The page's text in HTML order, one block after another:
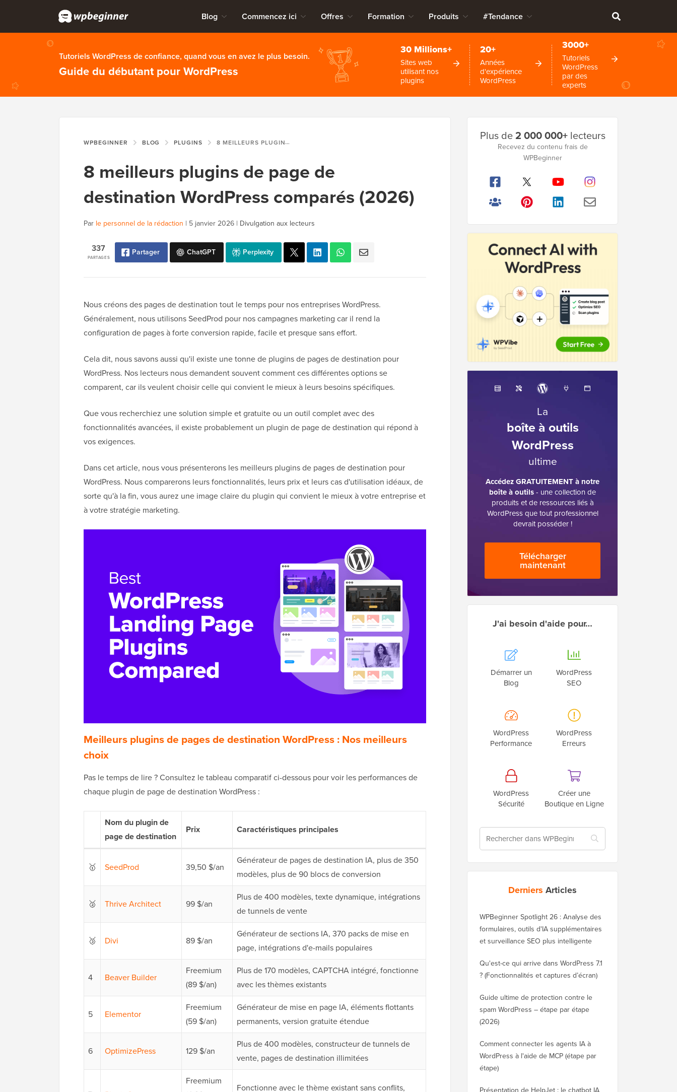
Blog Commencez ici Offres Formation Produits #Tendance
Tutoriels WordPress de confiance, quand vous en avez le plus besoin.
Guide du débutant pour WordPress
30 Millions+
Sites web
utilisant nos
plugins
20+
Années
d'expérience
WordPress
3000+
Tutoriels
WordPress
par des
experts
WPBEGINNER BLOG PLUGINS 8 MEILLEURS PLUGINS DE PAGE DE DESTINATION WORDPRESS COMPARÉS (2026)
8 meilleurs plugins de page de
destination WordPress comparés (2026)
Par le personnel de la rédaction | 5 janvier 2026 | Divulgation aux lecteurs
PARTAGES
337 Partager ChatGPT Perplexity
Nous créons des pages de destination tout le temps pour nos entreprises WordPress.
Généralement, nous utilisons SeedProd pour nos campagnes marketing car il rend la
configuration de pages à forte conversion rapide, facile et presque sans effort.
Cela dit, nous savons aussi qu'il existe une tonne de plugins de pages de destination pour
WordPress. Nos lecteurs nous demandent souvent comment ces différentes options se
comparent, car ils veulent choisir celle qui convient le mieux à leurs besoins spécifiques.
Que vous recherchiez une solution simple et gratuite ou un outil complet avec des
fonctionnalités avancées, il existe probablement un plugin de page de destination qui répond à
vos exigences.
Dans cet article, nous vous présenterons les meilleurs plugins de pages de destination pour
WordPress. Nous comparerons leurs fonctionnalités, leurs prix et leurs cas d'utilisation idéaux, de
sorte qu'à la fin, vous aurez une image claire du plugin qui convient le mieux à votre entreprise et
à votre stratégie marketing.
Meilleurs plugins de pages de destination WordPress : Nos meilleurs
choix
Pas le temps de lire ? Consultez le tableau comparatif ci-dessous pour voir les performances de
chaque plugin de page de destination WordPress :
Nom du plugin de
page de destination
Prix Caractéristiques principales
🥇 SeedProd 39,50 $/an
Générateur de pages de destination IA, plus de 350
modèles, plus de 90 blocs de conversion
🥈 Thrive Architect 99 $/an
Plus de 400 modèles, texte dynamique, intégrations
de tunnels de vente
🥉 Divi 89 $/an
Générateur de sections IA, 370 packs de mise en
page, intégrations d'e-mails populaires
4 Beaver Builder
Freemium
(89 $/an)
Plus de 170 modèles, CAPTCHA intégré, fonctionne
avec les thèmes existants
5 Elementor
Freemium
(59 $/an)
Générateur de mise en page IA, éléments flottants
permanents, version gratuite étendue
6 OptimizePress 129 $/an
Plus de 400 modèles, constructeur de tunnels de
vente, pages de destination illimitées
Freemium
Fonctionne avec le thème existant sans conflits,
latérale
Plus de2 000 000+lecteurs
Recevez du contenu frais de
WPBeginner
La
boîte à outils
WordPress
ultime
Accédez GRATUITEMENT à notre
boîte à outils- une collection de
produits et de ressources liés à
WordPress que tout professionnel
devrait posséder !
Télécharger
maintenant
J'ai besoin d'aide pour…
Démarrer un
Blog
WordPress
SEO
WordPress
Performance
WordPress
Erreurs
WordPress
Sécurité
Créer une
Boutique en Ligne
Derniers Articles
WPBeginner Spotlight 26 : Analyse des
formulaires, outils d'IA supplémentaires
et surveillance SEO plus intelligente
Qu'est-ce qui arrive dans WordPress 7.1
? (Fonctionnalités et captures d’écran)
Guide ultime de protection contre le
spam WordPress – étape par étape
(2026)
Comment connecter les agents IA à
WordPress à l'aide de MCP (étape par
étape)